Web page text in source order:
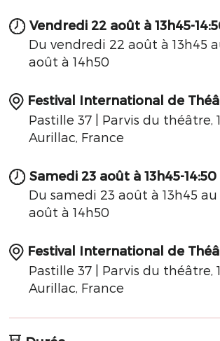
Vendredi 22 août à 13h45-
Du vendredi 22 août à 13h45
août à 14h50
Festival International de
Pastille 37 | Parvis du théâtre,
Aurillac, France
Samedi 23 août à 13h45-14:50
Du samedi 23 août à 13h45
août à 14h50
Festival International de
Pastille 37 | Parvis du théâtre,
Aurillac, France